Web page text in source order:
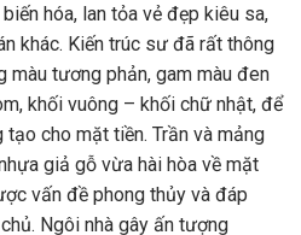
hóa, lan tỏa vẻ đẹp kiêu sa,
khác. Kiến trúc sư đã rất thông
màu tương phản, gam màu đen
khối vuông – khối chữ nhật, để
cho mặt tiền. Trần và mảng
giả gỗ vừa hài hòa về mặt
vấn đề phong thủy và đáp
Ngôi nhà gây ấn tượng